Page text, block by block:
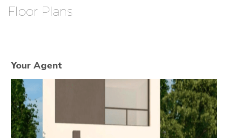
Floor Plans
Your Agent